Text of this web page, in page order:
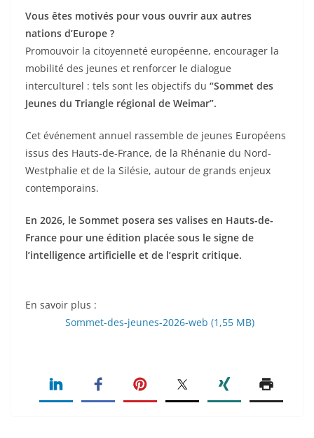
Vous êtes motivés pour vous ouvrir aux autres
nations d’Europe ?
Promouvoir la citoyenneté européenne, encourager la
mobilité des jeunes et renforcer le dialogue
interculturel : tels sont les objectifs du “Sommet des
Jeunes du Triangle régional de Weimar”.
Cet événement annuel rassemble de jeunes Européens
issus des Hauts-de-France, de la Rhénanie du Nord-
Westphalie et de la Silésie, autour de grands enjeux
contemporains.
En 2026, le Sommet posera ses valises en Hauts-de-
France pour une édition placée sous le signe de
l’intelligence artificielle et de l’esprit critique.
En savoir plus :
Sommet-des-jeunes-2026-web